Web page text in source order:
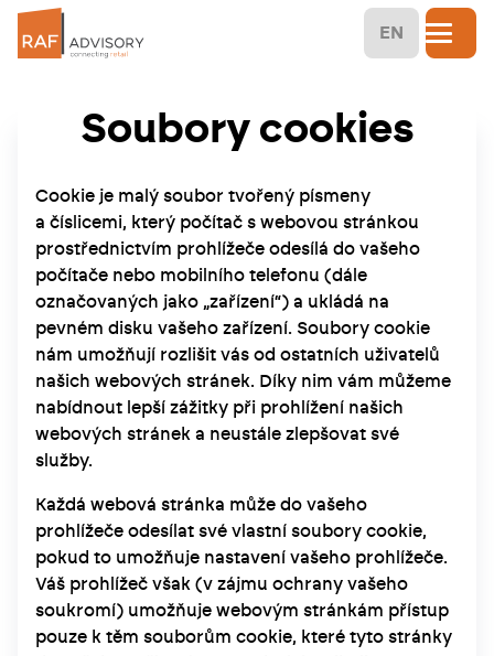
EN
Soubory cookies
Cookie je malý soubor tvořený písmeny
a číslicemi, který počítač s webovou stránkou
prostřednictvím prohlížeče odesílá do vašeho
počítače nebo mobilního telefonu (dále
označovaných jako „zařízení“) a ukládá na
pevném disku vašeho zařízení. Soubory cookie
nám umožňují rozlišit vás od ostatních uživatelů
našich webových stránek. Díky nim vám můžeme
nabídnout lepší zážitky při prohlížení našich
webových stránek a neustále zlepšovat své
služby.
Každá webová stránka může do vašeho
prohlížeče odesílat své vlastní soubory cookie,
pokud to umožňuje nastavení vašeho prohlížeče.
Váš prohlížeč však (v zájmu ochrany vašeho
soukromí) umožňuje webovým stránkám přístup
pouze k těm souborům cookie, které tyto stránky